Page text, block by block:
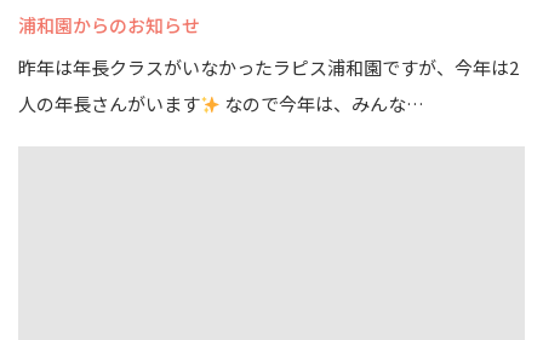
浦和園からのお知らせ
昨年は年長クラスがいなかったラピス浦和園ですが、今年は2
人の年長さんがいます
なので今年は、みんな…